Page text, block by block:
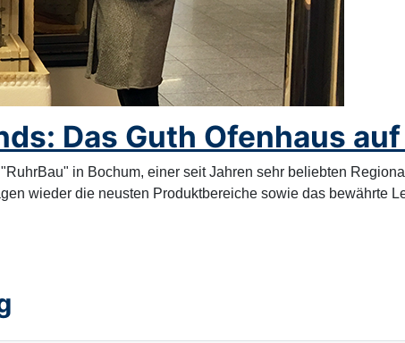
Das Guth Ofenhaus
in Bochum, einer seit Jahren sehr beliebten
wieder die neusten Produktbereiche sowie das bewährte